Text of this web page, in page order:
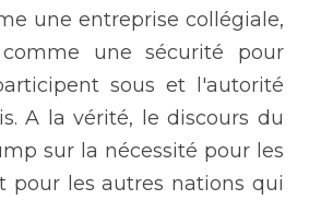
une entreprise collégiale,
une sécurité pour
sous et l'autorité
A la vérité, le discours du
sur la nécessité pour les
pour les autres nations qui